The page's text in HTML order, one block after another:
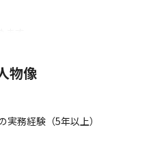
ェックを適宜はさみながら行い
で携わることが多いです
イド双方の責任者がチームにア
物像
実務経験（5年以上）